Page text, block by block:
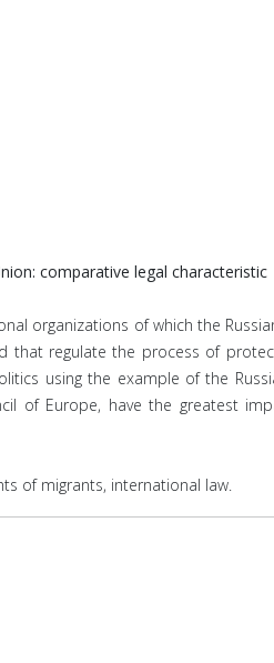
comparative legal characteristic
organizations of which the
that regulate the process of
using the example of the
of Europe, have the greatest
of migrants, international law.